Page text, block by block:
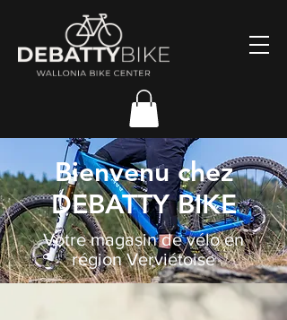
Bienvenu chez
DEBATTY BIKE
Votre magasin de vélo en
région Verviétoise